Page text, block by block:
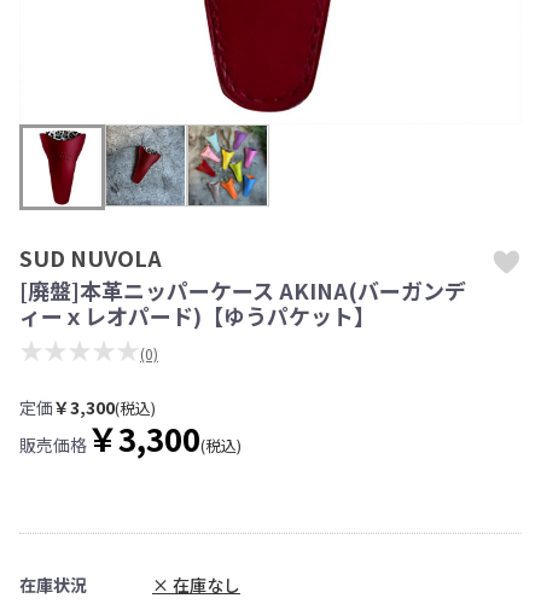
SUD NUVOLA
[廃盤]本革ニッパーケース AKINA(バーガンデ
ィーｘレオパード)【ゆうパケット】
★★★★★ (0)
定価￥3,300(税込)
販売価格 ￥3,300(税込)
在庫状況 × 在庫なし